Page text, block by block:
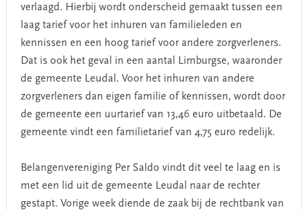
verlaagd. Hierbij wordt onderscheid gemaakt tussen een
laag tarief voor het inhuren van familieleden en
kennissen en een hoog tarief voor andere zorgverleners.
Dat is ook het geval in een aantal Limburgse, waaronder
de gemeente Leudal. Voor het inhuren van andere
zorgverleners dan eigen familie of kennissen, wordt door
de gemeente een uurtarief van 13,46 euro uitbetaald. De
gemeente vindt een familietarief van 4,75 euro redelijk.
Belangenvereniging Per Saldo vindt dit veel te laag en is
met een lid uit de gemeente Leudal naar de rechter
gestapt. Vorige week diende de zaak bij de rechtbank van